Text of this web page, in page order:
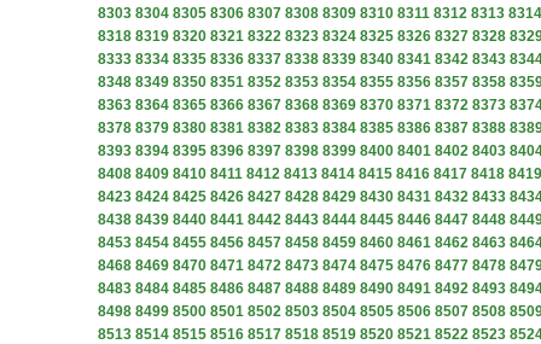
8303 8304 8305 8306 8307 8308 8309 8310 8311 8312 8313 8314
8318 8319 8320 8321 8322 8323 8324 8325 8326 8327 8328
8333 8334 8335 8336 8337 8338 8339 8340 8341 8342 8343
8348 8349 8350 8351 8352 8353 8354 8355 8356 8357 8358
8363 8364 8365 8366 8367 8368 8369 8370 8371 8372 8373
8378 8379 8380 8381 8382 8383 8384 8385 8386 8387 8388
8393 8394 8395 8396 8397 8398 8399 8400 8401 8402 8403
8408 8409 8410 8411 8412 8413 8414 8415 8416 8417 8418 8419
8423 8424 8425 8426 8427 8428 8429 8430 8431 8432 8433
8438 8439 8440 8441 8442 8443 8444 8445 8446 8447 8448
8453 8454 8455 8456 8457 8458 8459 8460 8461 8462 8463
8468 8469 8470 8471 8472 8473 8474 8475 8476 8477 8478
8483 8484 8485 8486 8487 8488 8489 8490 8491 8492 8493
8498 8499 8500 8501 8502 8503 8504 8505 8506 8507 8508
8513 8514 8515 8516 8517 8518 8519 8520 8521 8522 8523